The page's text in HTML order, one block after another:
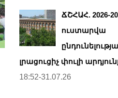
ՃՇՀԱՀ. 2026-
ուստարվա
լրացուցիչ փուլի
18:52-31.07.26